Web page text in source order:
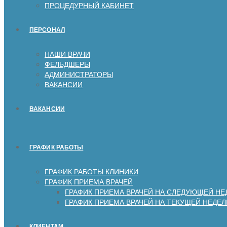
ПРОЦЕДУРНЫЙ КАБИНЕТ
ПЕРСОНАЛ
НАШИ ВРАЧИ
ФЕЛЬДШЕРЫ
АДМИНИСТРАТОРЫ
ВАКАНСИИ
ВАКАНСИИ
ГРАФИК РАБОТЫ
ГРАФИК РАБОТЫ КЛИНИКИ
ГРАФИК ПРИЕМА ВРАЧЕЙ
ГРАФИК ПРИЕМА ВРАЧЕЙ НА СЛЕДУЮЩЕЙ
ГРАФИК ПРИЕМА ВРАЧЕЙ НА ТЕКУЩЕЙ